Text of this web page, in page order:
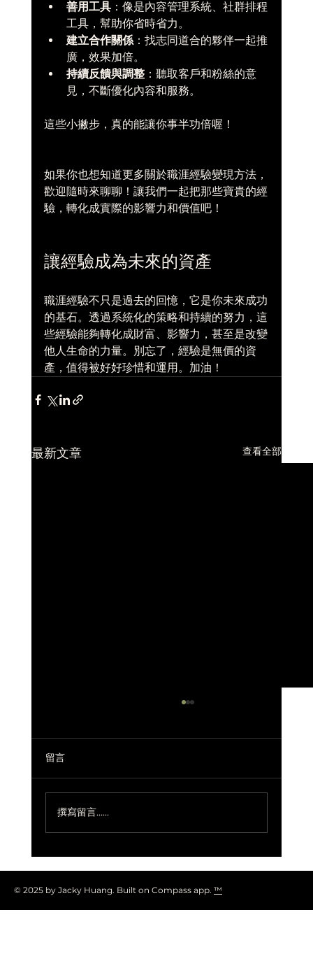
善用工具：像是內容管理系統、社群排程
工具，幫助你省時省力。
建立合作關係：找志同道合的夥伴一起推
廣，效果加倍。
持續反饋與調整：聽取客戶和粉絲的意
見，不斷優化內容和服務。
這些小撇步，真的能讓你事半功倍喔！
如果你也想知道更多關於職涯經驗變現方法，
歡迎隨時來聊聊！讓我們一起把那些寶貴的經
驗，轉化成實際的影響力和價值吧！
讓經驗成為未來的資產
職涯經驗不只是過去的回憶，它是你未來成功
的基石。透過系統化的策略和持續的努力，這
些經驗能夠轉化成財富、影響力，甚至是改變
他人生命的力量。別忘了，經驗是無價的資
產，值得被好好珍惜和運用。加油！
最新文章 查看全部
探索閱歷嚮導服務評價的重要性
留言
撰寫留言......
© 2025 by Jacky Huang. Built on Compass app. ™